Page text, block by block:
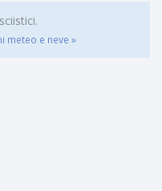
meteo e neve »